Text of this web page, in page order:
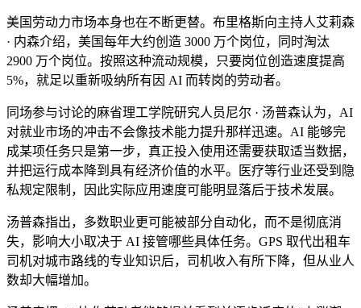
美国劳动力市场本身也在不断更替。布里格斯向主持人艾莉森
· 内森介绍，美国每年大约创造 3000 万个岗位，同时淘汰
2900 万个岗位。按照这种流动规模，只要岗位创造速度提高
5%，就足以重新吸纳所有因 AI 而转岗的劳动者。
同场参与讨论的麻省理工学院研究人员尼尔 · 汤普森认为，AI
对就业市场的冲击不会像技术能力提升那样迅速。AI 能够完
成某项任务只是第一步，真正投入使用还需要获取适当数据，
并把运行成本降到具有经济价值的水平。医疗等行业还受到隐
私规定限制，因此实际应用速度可能明显落后于技术发展。
汤普森指出，多数职业更可能被部分自动化，而不是彻底消
失，影响大小取决于 AI 接管哪些具体任务。GPS 取代出租车
司机对城市路线的专业知识后，司机收入有所下降，但从业人
数却大幅增加。